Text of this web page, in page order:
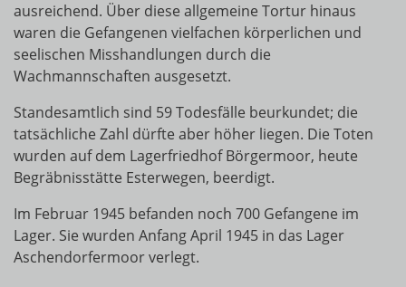
ausreichend. Über diese allgemeine Tortur hinaus
waren die Gefangenen vielfachen körperlichen und
seelischen Misshandlungen durch die
Wachmannschaften ausgesetzt.
Standesamtlich sind 59 Todesfälle beurkundet; die
tatsächliche Zahl dürfte aber höher liegen. Die Toten
wurden auf dem Lagerfriedhof Börgermoor, heute
Begräbnisstätte Esterwegen, beerdigt.
Im Februar 1945 befanden noch 700 Gefangene im
Lager. Sie wurden Anfang April 1945 in das Lager
Aschendorfermoor verlegt.